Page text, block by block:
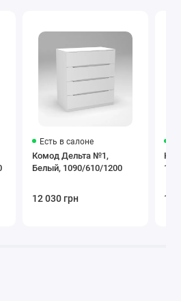
Есть в салоне
Комод Дельта №1,
Белый, 1090/610/1200
12 030 грн 12